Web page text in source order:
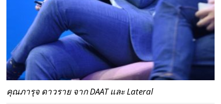
คุณภารุจ ดาวราย จาก DAAT และ Lateral